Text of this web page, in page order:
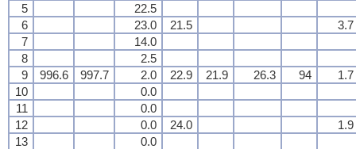
5
22.5
6
23.0 21.5
3.7
7
14.0
8
2.5
9
996.6 997.7 2.0 22.9 21.9 26.3 94
1.7
10
0.0
11
0.0
12
0.0 24.0
1.9
13
0.0